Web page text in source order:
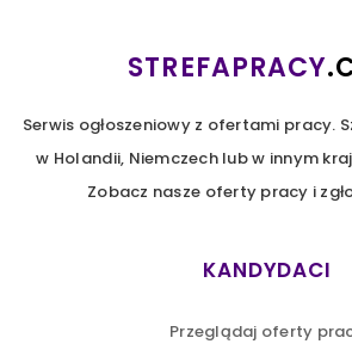
STREFAPRACY
Serwis ogłoszeniowy z ofertami pracy.
w Holandii, Niemczech lub w innym
Zobacz nasze oferty pracy i
KANDYDACI
Przeglądaj oferty